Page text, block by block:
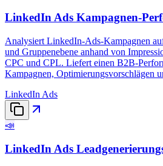
LinkedIn Ads Kampagnen-
Analysiert LinkedIn-Ads-Kampagnen
und Gruppenebene anhand von
CPC und CPL. Liefert einen B2B-
Kampagnen, Optimierungsvorschlägen
LinkedIn Ads
📣
LinkedIn Ads